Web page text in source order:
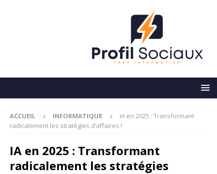
ACCUEIL INFORMATIQUE
IA en 2025 : Transformant
radicalement les stratégies d’affaires !
IA en 2025 : Transformant
radicalement les stratégies